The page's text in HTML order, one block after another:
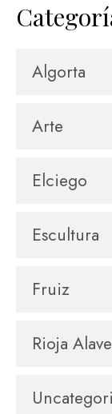
Algorta
Arte
Elciego
Escultura
Fruiz
Rioja